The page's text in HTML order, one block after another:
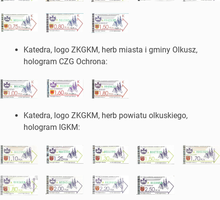
Katedra, logo ZKGKM, herb miasta i gminy Olkusz,
hologram CZG Ochrona:
Katedra, logo ZKGKM, herb powiatu olkuskiego,
hologram IGKM: